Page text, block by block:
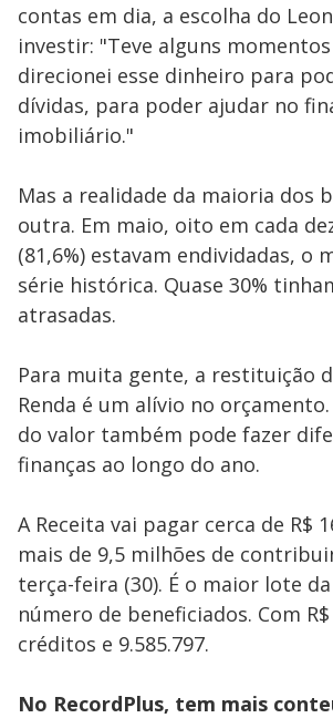
contas em dia, a escolha do
investir: "Teve alguns
direcionei esse dinheiro para
dívidas, para poder ajudar no
imobiliário."
Mas a realidade da maioria dos
outra. Em maio, oito em cada
(81,6%) estavam endividadas, o
série histórica. Quase 30%
atrasadas.
Para muita gente, a restituição
Renda é um alívio no
do valor também pode fazer
finanças ao longo do ano.
A Receita vai pagar cerca de R$
mais de 9,5 milhões de
terça-feira (30). É o maior lote
número de beneficiados. Com
créditos e 9.585.797.
No RecordPlus, tem mais